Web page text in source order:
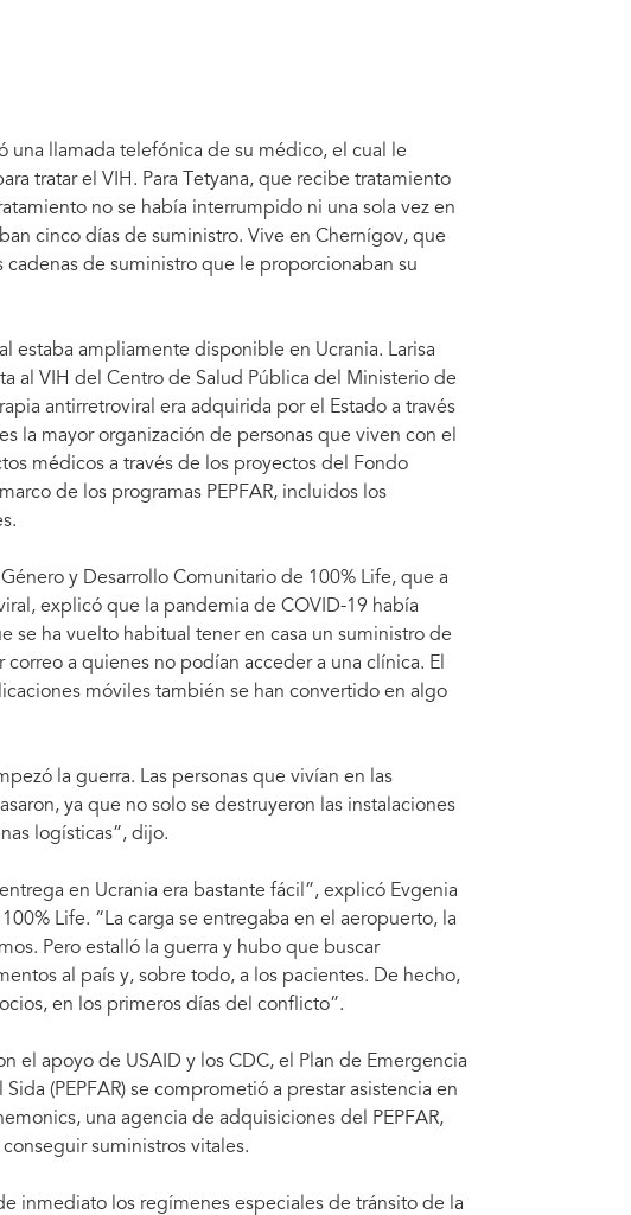
una llamada telefónica de su médico, el cual le
tratar el VIH. Para Tetyana, que recibe tratamiento
no se había interrumpido ni una sola vez en
cinco días de suministro. Vive en Chernígov, que
de suministro que le proporcionaban su
estaba ampliamente disponible en Ucrania. Larisa
al VIH del Centro de Salud Pública del Ministerio de
antirretroviral era adquirida por el Estado a través
la mayor organización de personas que viven con el
médicos a través de los proyectos del Fondo
de los programas PEPFAR, incluidos los
y Desarrollo Comunitario de 100% Life, que a
explicó que la pandemia de COVID-19 había
se ha vuelto habitual tener en casa un suministro de
a quienes no podían acceder a una clínica. El
móviles también se han convertido en algo
la guerra. Las personas que vivían en las
ya que no solo se destruyeron las instalaciones
logísticas”, dijo.
en Ucrania era bastante fácil”, explicó Evgenia
Life. “La carga se entregaba en el aeropuerto, la
Pero estalló la guerra y hubo que buscar
al país y, sobre todo, a los pacientes. De hecho,
en los primeros días del conflicto”.
el apoyo de USAID y los CDC, el Plan de Emergencia
(PEPFAR) se comprometió a prestar asistencia en
una agencia de adquisiciones del PEPFAR,
suministros vitales.
inmediato los regímenes especiales de tránsito de la